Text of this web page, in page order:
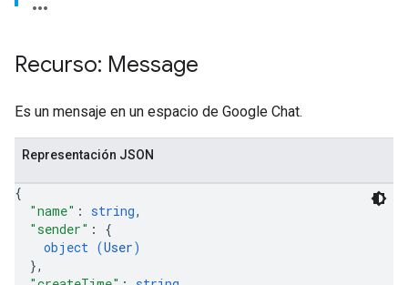
Recurso: Message
Es un mensaje en un espacio de Google Chat.
Representación JSON
{
"name" : string,
"sender" : {
object (User)
},